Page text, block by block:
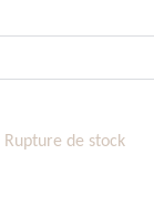
Rupture de stock